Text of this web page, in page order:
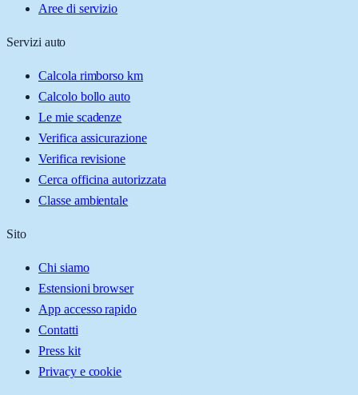
Aree di servizio
Servizi auto
Calcola rimborso km
Calcolo bollo auto
Le mie scadenze
Verifica assicurazione
Verifica revisione
Cerca officina autorizzata
Classe ambientale
Sito
Chi siamo
Estensioni browser
App accesso rapido
Contatti
Press kit
Privacy e cookie